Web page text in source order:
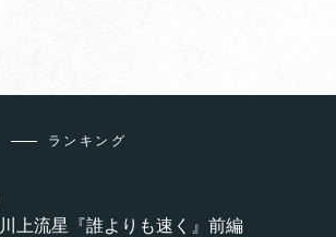
ランキング
川上流星『誰よりも速く』前編